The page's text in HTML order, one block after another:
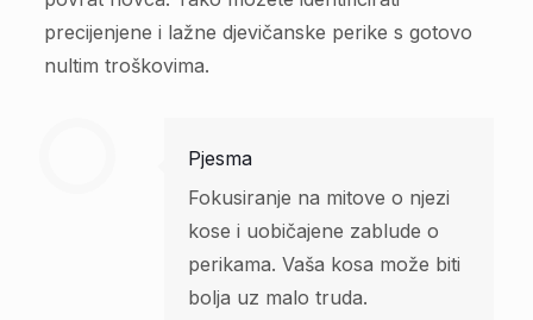
precijenjene i lažne djevičanske perike s gotovo
nultim troškovima.
Pjesma
Fokusiranje na mitove o njezi
kose i uobičajene zablude o
perikama. Vaša kosa može biti
bolja uz malo truda.